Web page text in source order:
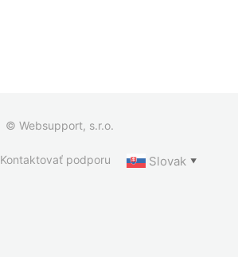
© Websupport, s.r.o.
Kontaktovať podporu Slovak ▼